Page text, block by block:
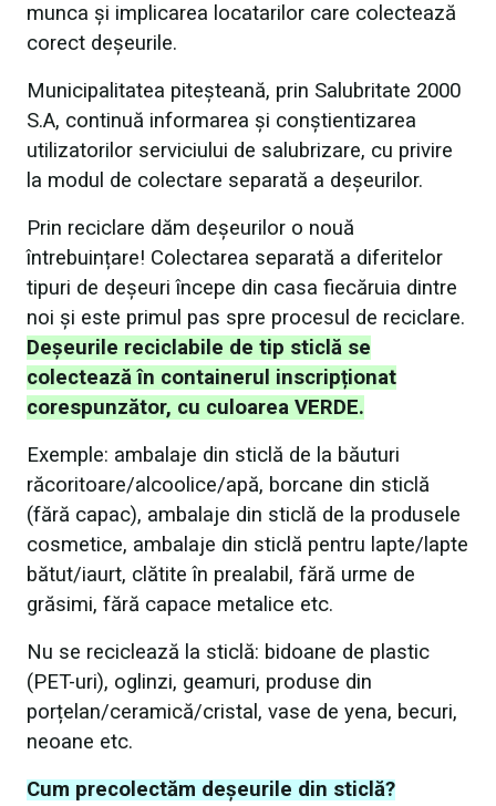
munca și implicarea locatarilor care colectează
corect deșeurile.
Municipalitatea piteșteană, prin Salubritate 2000
S.A, continuă informarea și conștientizarea
utilizatorilor serviciului de salubrizare, cu privire
la modul de colectare separată a deșeurilor.
Prin reciclare dăm deșeurilor o nouă
întrebuințare! Colectarea separată a diferitelor
tipuri de deșeuri începe din casa fiecăruia dintre
noi și este primul pas spre procesul de reciclare.
Deșeurile reciclabile de tip sticlă se
colectează în containerul inscripționat
corespunzător, cu culoarea VERDE.
Exemple: ambalaje din sticlă de la băuturi
răcoritoare/alcoolice/apă, borcane din sticlă
(fără capac), ambalaje din sticlă de la produsele
cosmetice, ambalaje din sticlă pentru lapte/lapte
bătut/iaurt, clătite în prealabil, fără urme de
grăsimi, fără capace metalice etc.
Nu se reciclează la sticlă: bidoane de plastic
(PET-uri), oglinzi, geamuri, produse din
porțelan/ceramică/cristal, vase de yena, becuri,
neoane etc.
Cum precolectăm deșeurile din sticlă?